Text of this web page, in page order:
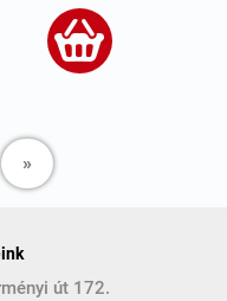
» Next
út 172.